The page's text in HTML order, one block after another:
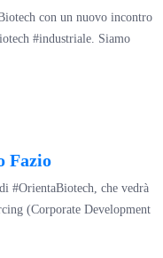
con un nuovo incontro
#industriale. Siamo
Fazio
#OrientaBiotech, che vedrà
(Corporate Development